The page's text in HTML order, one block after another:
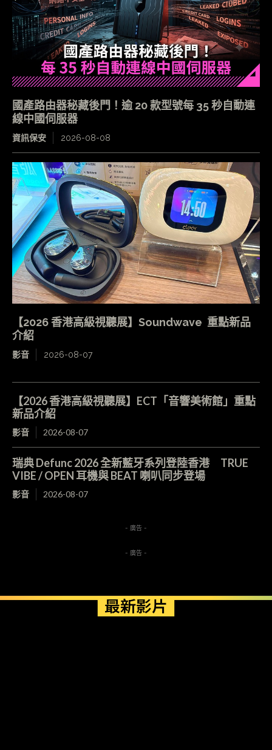
國產路由器秘藏後門！逾 20 款型號每 35 秒自動連
線中國伺服器
資訊保安 2026-08-08
【2026 香港高級視聽展】Soundwave 重點新品
介紹
影音 2026-08-07
【2026 香港高級視聽展】ECT「音響美術館」重點
新品介紹
影音 2026-08-07
瑞典 Defunc 2026 全新藍牙系列登陸香港 TRUE
VIBE / OPEN 耳機與 BEAT 喇叭同步登場
影音 2026-08-07
- 廣告 -
- 廣告 -
最新影片